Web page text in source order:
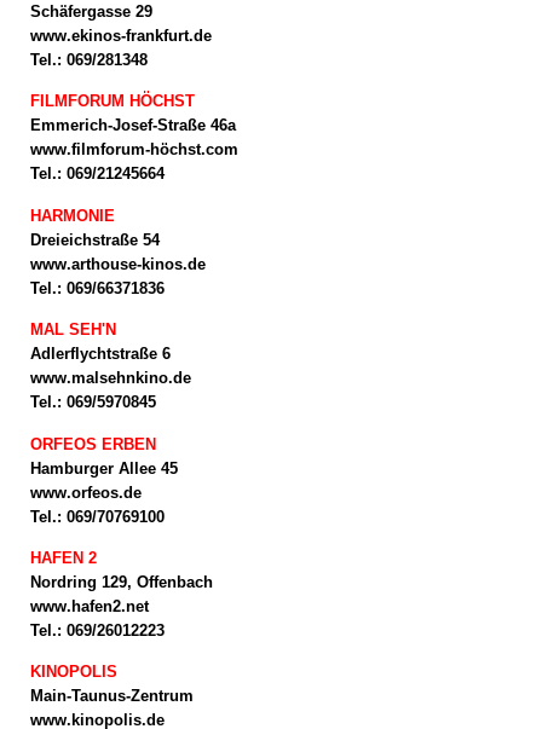
Schäfergasse 29
www.ekinos-frankfurt.de
Tel.: 069/281348
FILMFORUM HÖCHST
Emmerich-Josef-Straße 46a
www.filmforum-höchst.com
Tel.: 069/21245664
HARMONIE
Dreieichstraße 54
www.arthouse-kinos.de
Tel.: 069/66371836
MAL SEH'N
Adlerflychtstraße 6
www.malsehnkino.de
Tel.: 069/5970845
ORFEOS ERBEN
Hamburger Allee 45
www.orfeos.de
Tel.: 069/70769100
HAFEN 2
Nordring 129, Offenbach
www.hafen2.net
Tel.: 069/26012223
KINOPOLIS
Main-Taunus-Zentrum
www.kinopolis.de